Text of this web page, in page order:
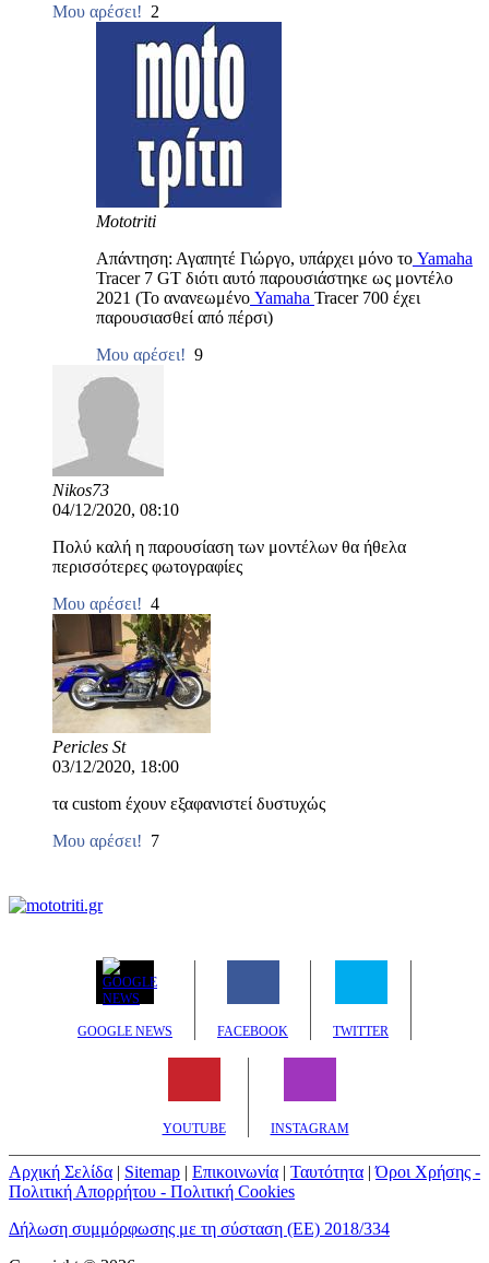
Μου αρέσει! 2
Mototriti
Απάντηση: Αγαπητέ Γιώργο, υπάρχει μόνο το Yamaha
Tracer 7 GT διότι αυτό παρουσιάστηκε ως μοντέλο
2021 (Το ανανεωμένο Yamaha Tracer 700 έχει
παρουσιασθεί από πέρσι)
Μου αρέσει! 9
Nikos73
04/12/2020, 08:10
Πολύ καλή η παρουσίαση των μοντέλων θα ήθελα
περισσότερες φωτογραφίες
Μου αρέσει! 4
Pericles St
03/12/2020, 18:00
τα custom έχουν εξαφανιστεί δυστυχώς
Μου αρέσει! 7
GOOGLE NEWS FACEBOOK TWITTER
YOUTUBE INSTAGRAM
Αρχική Σελίδα | Sitemap | Επικοινωνία | Ταυτότητα |Όροι Χρήσης -
Πολιτική Απορρήτου - Πολιτική Cookies
Δήλωση συμμόρφωσης με τη σύσταση (ΕΕ) 2018/334